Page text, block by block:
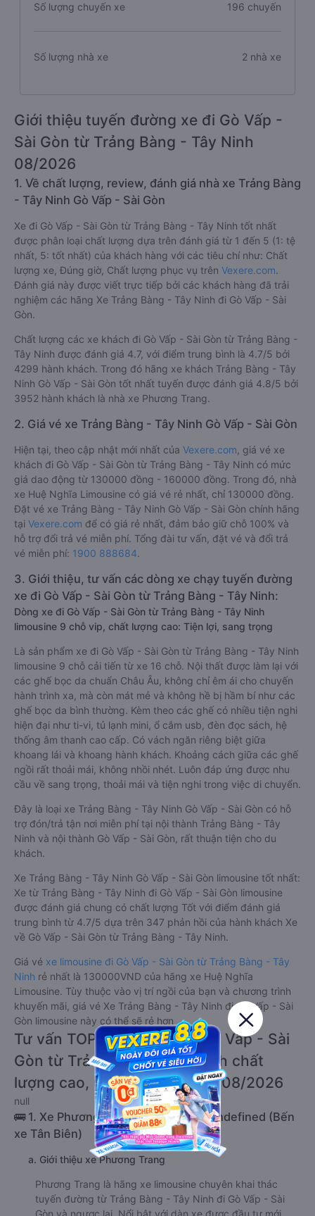
Số lượng chuyến xe 196 chuyến
Số lượng nhà xe 2 nhà xe
Giới thiệu tuyến đường xe đi Gò Vấp -
Sài Gòn từ Trảng Bàng - Tây Ninh
08/2026
1. Về chất lượng, review, đánh giá nhà xe Trảng Bàng
- Tây Ninh Gò Vấp - Sài Gòn
Xe đi Gò Vấp - Sài Gòn từ Trảng Bàng - Tây Ninh tốt nhất
được phân loại chất lượng dựa trên đánh giá từ 1 đến 5 (1: tệ
nhất, 5: tốt nhất) của khách hàng với các tiêu chí như: Chất
lượng xe, Đúng giờ, Chất lượng phục vụ trên Vexere.com.
Đánh giá này được viết trực tiếp bởi các khách hàng đã trải
nghiệm các hãng Xe Trảng Bàng - Tây Ninh đi Gò Vấp - Sài
Gòn.
Chất lượng các xe khách đi Gò Vấp - Sài Gòn từ Trảng Bàng -
Tây Ninh được đánh giá 4.7, với điểm trung bình là 4.7/5 bởi
4299 hành khách. Trong đó hãng xe khách Trảng Bàng - Tây
Ninh Gò Vấp - Sài Gòn tốt nhất tuyến được đánh giá 4.8/5 bởi
3952 hành khách là nhà xe Phương Trang.
2. Giá vé xe Trảng Bàng - Tây Ninh Gò Vấp - Sài Gòn
Hiện tại, theo cập nhật mới nhất của Vexere.com , giá vé xe
khách đi Gò Vấp - Sài Gòn từ Trảng Bàng - Tây Ninh có mức
giá dao động từ 130000 đồng - 160000 đồng. Trong đó, nhà
xe Huệ Nghĩa Limousine có giá vé rẻ nhất, chỉ 130000 đồng.
Đặt vé xe Trảng Bàng - Tây Ninh Gò Vấp - Sài Gòn chính hãng
tại Vexere.com để có giá rẻ nhất, đảm bảo giữ chỗ 100% và
hỗ trợ đổi trả vé miễn phí. Tổng đài tư vấn, đặt vé và đổi trả
vé miễn phí: 1900 888684.
3. Giới thiệu, tư vấn các dòng xe chạy tuyến đường
xe đi Gò Vấp - Sài Gòn từ Trảng Bàng - Tây Ninh:
Dòng xe đi Gò Vấp - Sài Gòn từ Trảng Bàng - Tây Ninh
limousine 9 chỗ vip, chất lượng cao: Tiện lợi, sang trọng
Là sản phẩm xe đi Gò Vấp - Sài Gòn từ Trảng Bàng - Tây Ninh
limousine 9 chỗ cải tiến từ xe 16 chỗ. Nội thất được làm lại với
các ghế bọc da chuẩn Châu Âu, không chỉ êm ái cho chuyến
hành trình xa, mà còn mát mẻ và không hề bị hầm bí như các
ghế bọc da bình thường. Kèm theo các ghế có nhiều tiện nghi
hiện đại như ti-vi, tủ lạnh mini, ổ cắm usb, đèn đọc sách, hệ
thống âm thanh cao cấp. Có vách ngăn riêng biệt giữa
khoang lái và khoang hành khách. Khoảng cách giữa các ghế
ngồi rất thoải mái, không nhồi nhét. Luôn đáp ứng được nhu
cầu về sang trọng, thoải mái và tiện nghi trong việc di chuyển.
Đây là loại xe Trảng Bàng - Tây Ninh Gò Vấp - Sài Gòn có hỗ
trợ đón/trả tận nơi miễn phí tại nội thành Trảng Bàng - Tây
Ninh và nội thành Gò Vấp - Sài Gòn, rất thuận tiện cho du
khách.
Xe Trảng Bàng - Tây Ninh Gò Vấp - Sài Gòn limousine tốt nhất:
Xe từ Trảng Bàng - Tây Ninh đi Gò Vấp - Sài Gòn limousine
được đánh giá chung có chất lượng Tốt với điểm đánh giá
trung bình từ 4.7/5 dựa trên 347 phản hồi của hành khách Xe
về Gò Vấp - Sài Gòn từ Trảng Bàng - Tây Ninh.
Giá vé xe limousine đi Gò Vấp - Sài Gòn từ Trảng Bàng - Tây
Ninh rẻ nhất là 130000VND của hãng xe Huệ Nghĩa
Limousine. Tùy thuộc vào vị trí ngồi của bạn và chương trình
khuyến mãi, giá vé Xe Trảng Bàng - Tây Ninh đi Gò Vấp - Sài
Gòn limousine này có thể sẽ rẻ hơn
Tư vấn TOP 2 xe khách đi Gò Vấp - Sài
Gòn từ Trảng Bàng - Tây Ninh chất
lượng cao, uy tín, giá rẻ nhất 08/2026
null
🚌 1. Xe Phương Trang khởi hành tại undefined (Bến
xe Tân Biên)
a. Giới thiệu xe Phương Trang
Phương Trang là hãng xe limousine chuyên khai thác
tuyến đường từ Trảng Bàng - Tây Ninh đi Gò Vấp - Sài
Gòn và ngược lại. Nổi bật với dàn xe được đầu tư mới